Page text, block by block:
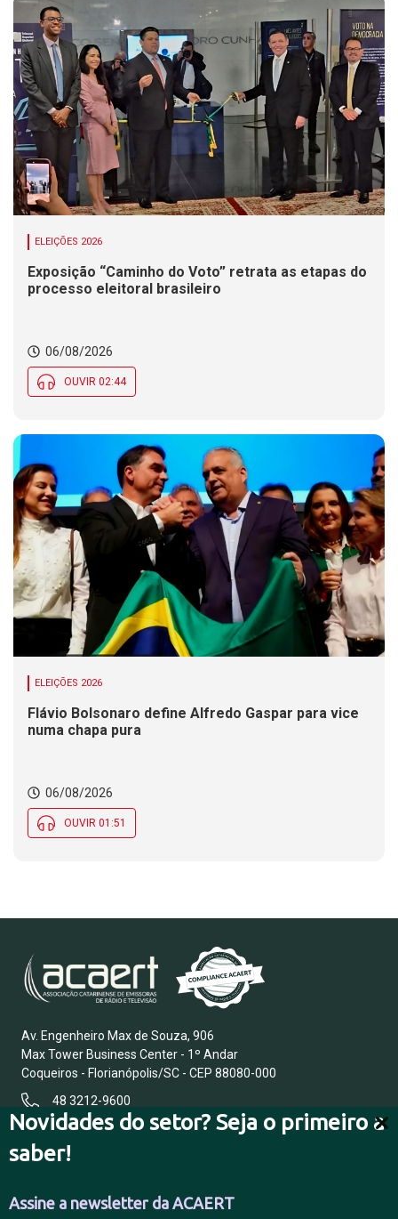
Novidades do setor? Seja o primeiro a
saber!
Assine a newsletter da ACAERT
ELEIÇÕES 2026
Exposição “Caminho do Voto” retrata as etapas do
processo eleitoral brasileiro
06/08/2026
OUVIR 02:44
ELEIÇÕES 2026
Flávio Bolsonaro define Alfredo Gaspar para vice
numa chapa pura
06/08/2026
OUVIR 01:51
Av. Engenheiro Max de Souza, 906
Max Tower Business Center - 1º Andar
Coqueiros - Florianópolis/SC - CEP 88080-000
48 3212-9600
FALE CONOSCO